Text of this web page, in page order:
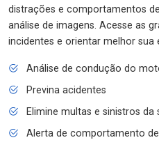
distrações e comportamentos
análise de imagens. Acesse as
incidentes e orientar melhor sua
Análise de condução do
Previna acidentes
Elimine multas e sinistros
Alerta de comportamento